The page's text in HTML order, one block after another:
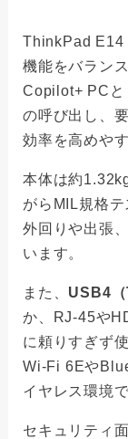
ThinkPad E14
機能をバラン
Copilot+ PCと
の呼び出し、
効率を高めや
本体は約
がらMIL規格テ
外回りや出張
います。
また、 USB4
か、RJ-45や
に頼りすぎず
Wi-Fi 6Eや
イヤレス環境
セキュリティ